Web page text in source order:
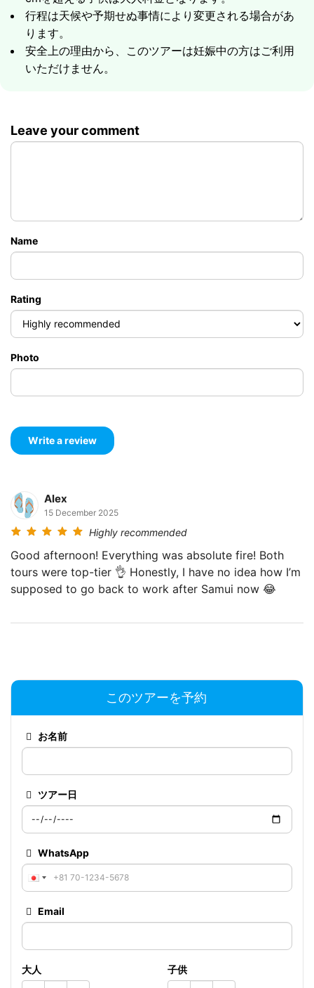
最高2,000,000バーツの傷害保険
船上の救急箱
コンチネンタルブレックファースト（ソフトドリン
ライフジャケット
プロのツアーガイド
傷害保険
カヤック体験
行程は天候や予期せぬ事情により変更される場合があ
ります。
安全上の理由から、このツアーは妊娠中の方はご利用
いただけません。
Leave your comment
Name
Rating
Photo
Alex
15 December 2025
Highly recommended
Good afternoon! Everything was absolute fire! Both
tours were top-tier 👌 Honestly, I have no idea how I’m
supposed to go back to work after Samui now 😂
このツアーを予約
お名前
ツアー日
WhatsApp
Email
大人 子供